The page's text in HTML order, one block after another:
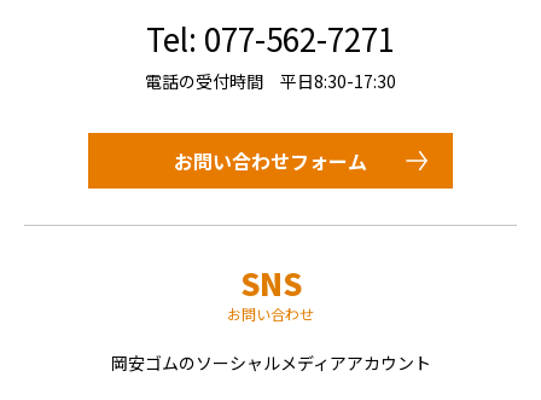
Tel: 077-562-7271
電話の受付時間 平日8:30-17:30
お問い合わせフォーム
SNS
お問い合わせ
岡安ゴムのソーシャルメディアアカウント